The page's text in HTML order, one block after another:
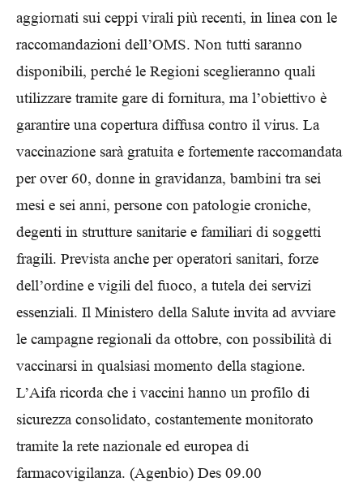
aggiornati sui ceppi virali più recenti, in linea con le
raccomandazioni dell’OMS. Non tutti saranno
disponibili, perché le Regioni sceglieranno quali
utilizzare tramite gare di fornitura, ma l’obiettivo è
garantire una copertura diffusa contro il virus. La
vaccinazione sarà gratuita e fortemente raccomandata
per over 60, donne in gravidanza, bambini tra sei
mesi e sei anni, persone con patologie croniche,
degenti in strutture sanitarie e familiari di soggetti
fragili. Prevista anche per operatori sanitari, forze
dell’ordine e vigili del fuoco, a tutela dei servizi
essenziali. Il Ministero della Salute invita ad avviare
le campagne regionali da ottobre, con possibilità di
vaccinarsi in qualsiasi momento della stagione.
L’Aifa ricorda che i vaccini hanno un profilo di
sicurezza consolidato, costantemente monitorato
tramite la rete nazionale ed europea di
farmacovigilanza. (Agenbio) Des 09.00